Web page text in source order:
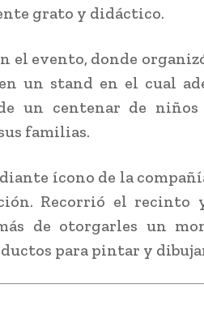
grato y didáctico.
el evento, donde
un stand en el cual
un centenar de
familias.
ícono de la
Recorrió el
de otorgarles un
para pintar y